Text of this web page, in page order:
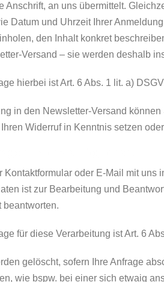
Anschrift, an uns übermittelt.
Datum und Uhrzeit Ihrer
den Inhalt konkret
Versand – sie werden deshalb
hierbei ist Art. 6 Abs. 1 lit. a)
in den Newsletter-Versand
Widerruf in Kenntnis setzen
Kontaktformular oder E-Mail mit uns
ist zur Bearbeitung und
beantworten.
für diese Verarbeitung ist Art. 6
gelöscht, sofern Ihre Anfrage
wie bspw. bei einer sich etwaig